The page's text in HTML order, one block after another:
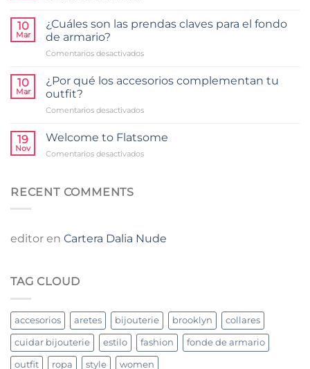
le
tu
Maneras
de
bien
bijouterie
10
Mar
¿Cuáles son las prendas claves para el fondo
de armario?
Comentarios desactivadosen
las
claves
el
de
10
Mar
¿Por qué los accesorios complementan tu
outfit?
Comentarios desactivadosen
los
accesorios
19
Nov
Welcome to Flatsome
Comentarios desactivadosen
RECENT COMMENTS
editor en Cartera Dalia Nude
TAG CLOUD
accesorios aretes bijouterie brooklyn collares
cuidar bijouterie estilo fashion fonde de armario
outfit ropa style women